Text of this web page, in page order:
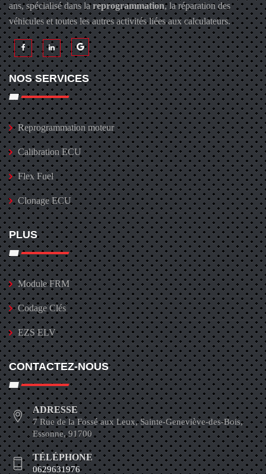
ans, spécialisé dans lareprogrammation, la réparation des
véhicules et toutes les autres activités liées aux calculateurs.
NOS SERVICES
Reprogrammation moteur
Calibration ECU
Flex Fuel
Clonage ECU
PLUS
Module FRM
Codage Clés
EZS ELV
CONTACTEZ-NOUS
ADRESSE
7 Rue de la Fossé aux Leux, Sainte-Geneviève-des-Bois,
Essonne, 91700
TÉLÉPHONE
0629631976